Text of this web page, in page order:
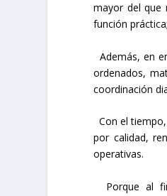
mayor del que
función
Además, en
ordenados,
coordinación
Con el
por calidad,
operativas.
Porque al